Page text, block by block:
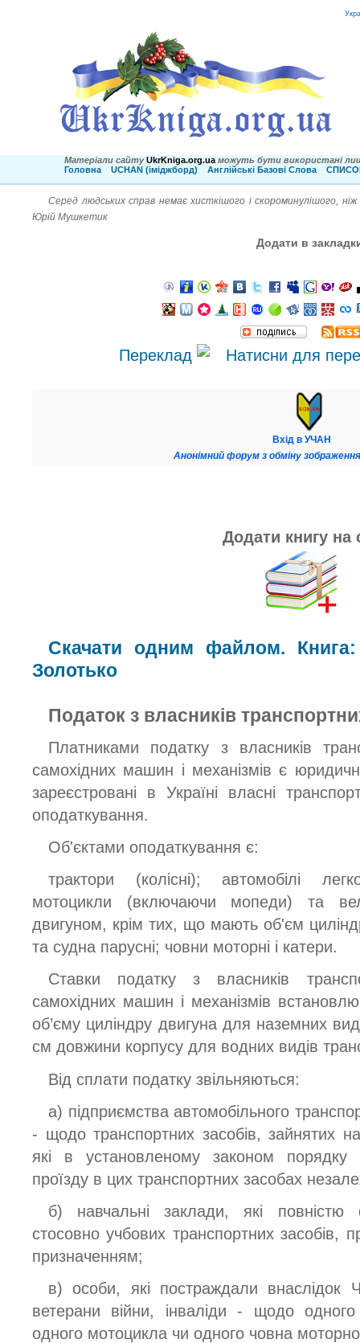
Матеріали сайту UkrKniga.org.ua можуть бути використані
Головна
UCHAN (іміджборд) Англійські Базові Слова
Серед людських справ немає хисткішого і скороминулішого,
Юрій Мушкетик
Додати в
Переклад
Вхід в УЧАН
Анонімний форум з обміну
Додати книгу на
Скачати одним файлом.
Золотько
Податок з власників
Платниками податку з власників
самохідних машин і механізмів є
зареєстровані в Україні власні
оподаткування.
Об'єктами оподаткування є:
трактори (колісні); автомобілі
мотоцикли (включаючи мопеди) та
двигуном, крім тих, що мають об'єм
та судна парусні; човни моторні і катери.
Ставки податку з власників
самохідних машин і механізмів
об’єму циліндру двигуна для наземних
см довжини корпусу для водних видів
Від сплати податку звільняються:
а) підприємства автомобільного
- щодо транспортних засобів, зайнятих
які в установленому законом
проїзду в цих транспортних засобах
б) навчальні заклади, які повністю
стосовно учбових транспортних засобів,
призначенням;
в) особи, які постраждали внаслідок
ветерани війни, інваліди - щодо
одного мотоцикла чи одного човна